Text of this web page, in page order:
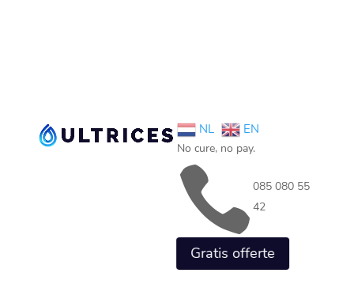
NL EN
No cure, no pay.
 085 080 55
42
Gratis offerte